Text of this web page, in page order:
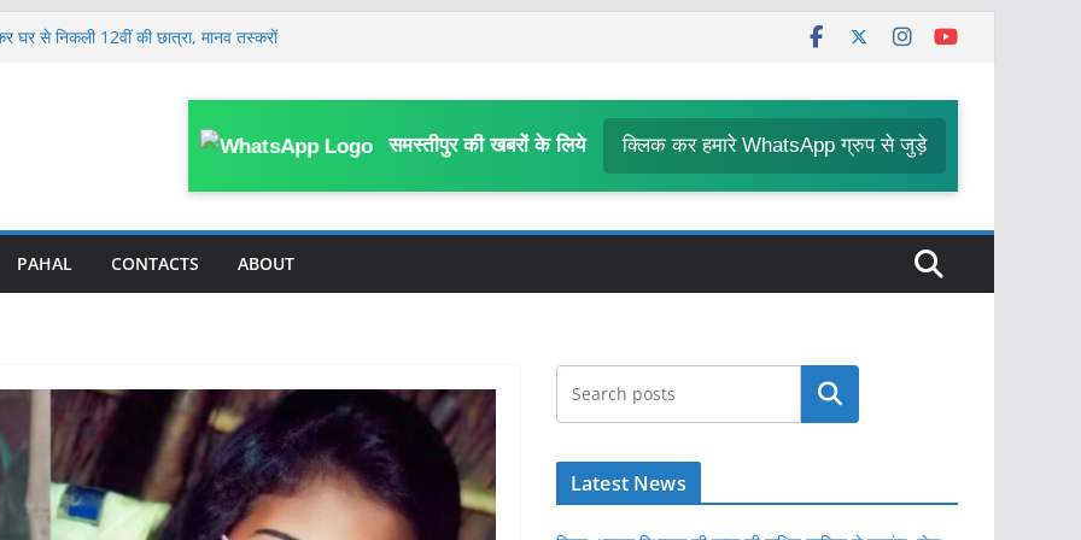
घर से निकली 12वीं की छात्रा, मानव तस्करों
वाहन, ड्राइवर की मौत, दारोगा समेत 3
कार्य विभाग के कर्मी की सड़क हादसे में मौ’त
समस्तीपुर की खबरों के लिये क्लिक कर हमारे WhatsApp ग्रुप से जुड़े
PAHAL CONTACTS ABOUT
खोजें
Latest News